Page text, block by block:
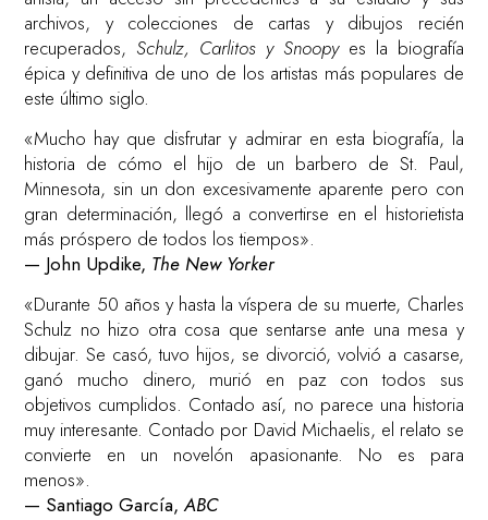
archivos, y colecciones de cartas y dibujos recién
recuperados, Schulz, Carlitos y Snoopyes la biografía
épica y definitiva de uno de los artistas más populares de
este último siglo.
«Mucho hay que disfrutar y admirar en esta biografía, la
historia de cómo el hijo de un barbero de St. Paul,
Minnesota, sin un don excesivamente aparente pero con
gran determinación, llegó a convertirse en el historietista
más próspero de todos los tiempos».
— John Updike, The New Yorker
«Durante 50 años y hasta la víspera de su muerte, Charles
Schulz no hizo otra cosa que sentarse ante una mesa y
dibujar. Se casó, tuvo hijos, se divorció, volvió a casarse,
ganó mucho dinero, murió en paz con todos sus
objetivos cumplidos. Contado así, no parece una historia
muy interesante. Contado por David Michaelis, el relato se
convierte en un novelón apasionante. No es para
menos».
— Santiago García,ABC